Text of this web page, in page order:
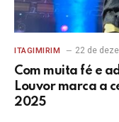
ITAGIMIRIM 22 de
Com muita fé e
Louvor marca a
2025